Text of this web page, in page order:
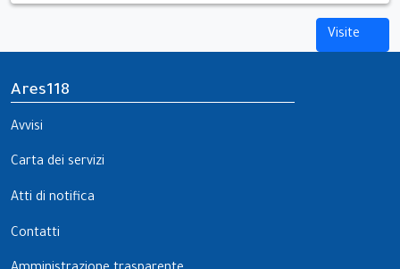
Visite
Ares118
Avvisi
Carta dei servizi
Atti di notifica
Contatti